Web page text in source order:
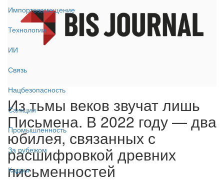
Импортозамещение
Технологии
ИИ
Связь
Нацбезопасность
Санкции
Промышленность
За рубежом
Кадры
Из тьмы веков звучат лишь
Письмена. В 2022 году — два
юбилея, связанных с
расшифровкой древних
письменностей